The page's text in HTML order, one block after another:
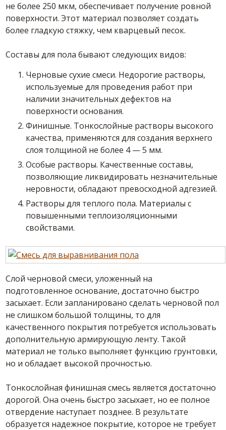
не более 250 мкм, обеспечивает получение ровной
поверхности. Этот материал позволяет создать
более гладкую стяжку, чем кварцевый песок.
Составы для пола бывают следующих видов:
Черновыесухие смеси. Недорогие растворы,
используемые для проведения работ при
наличии значительных дефектов на
поверхностиоснования.
Финишные. Тонкослойные растворы высокого
качества, применяются для создания верхнего
слоя толщиной не более 4 — 5 мм.
Особые растворы. Качественныесоставы,
позволяющие ликвидировать незначительные
неровности, обладают превосходной адгезией.
Растворы для теплого пола. Материалы с
повышенными теплоизоляционными
свойствами.
Слой черновойсмеси, уложенный на
подготовленноеоснование, достаточно быстро
засыхает. Если запланировано сделать черновой пол
не слишком большой толщины, то для
качественного покрытия потребуется использовать
дополнительную армирующую ленту. Такой
материал не только выполняет функцию грунтовки,
но и обладает высокой прочностью.
Тонкослойнаяфинишная смесь является достаточно
дорогой. Она очень быстро засыхает, но ее полное
отвердение наступает позднее. В результате
образуется надежное покрытие, которое не требует